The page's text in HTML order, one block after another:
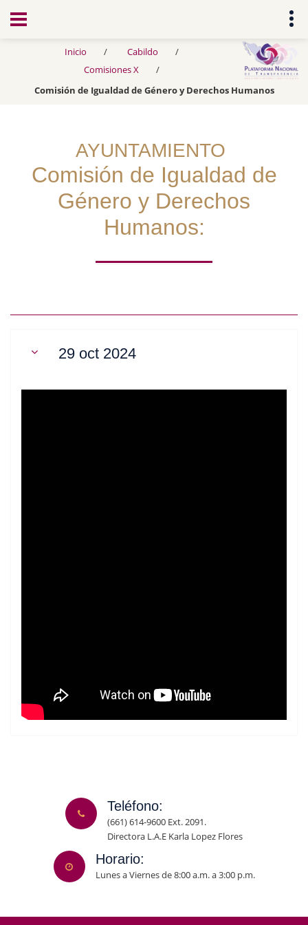
Transparencia
Inicio
Cabildo
Comisiones X
Comisión de Igualdad de Género y Derechos Humanos
AYUNTAMIENTO
Comisión de Igualdad de
Género y Derechos
Humanos:
29 oct 2024
Teléfono:
(661) 614-9600 Ext. 2091.
Directora L.A.E Karla Lopez Flores
Horario:
Lunes a Viernes de 8:00 a.m. a 3:00 p.m.